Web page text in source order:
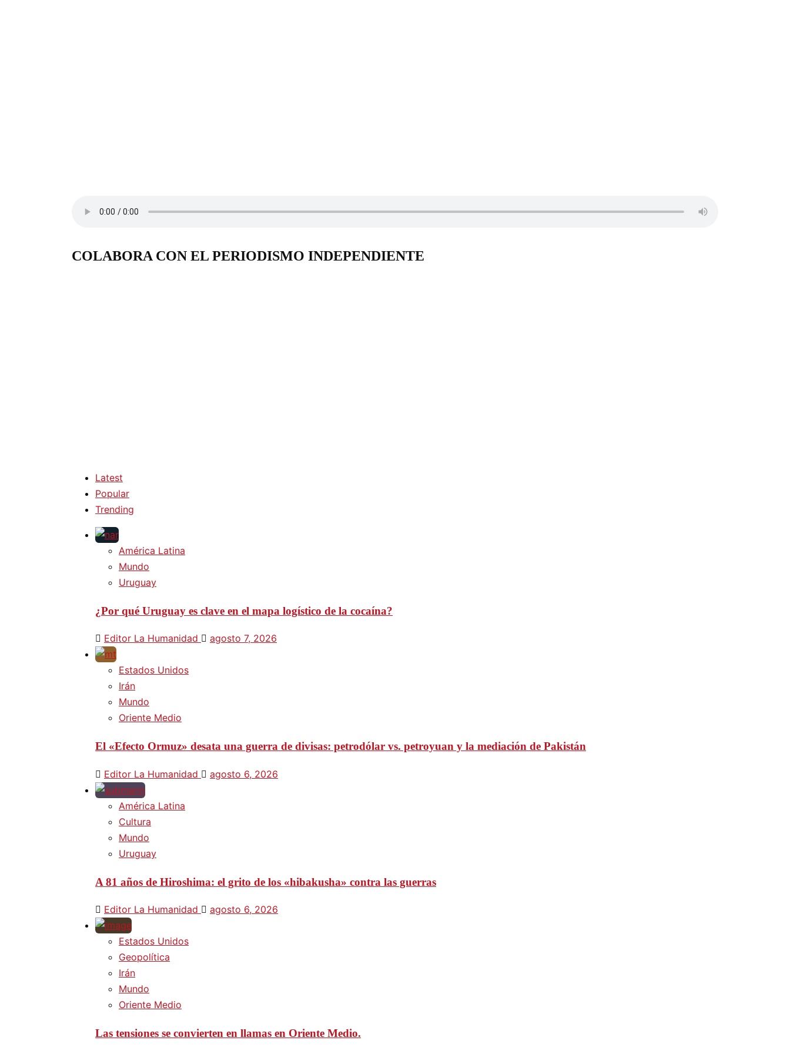
COLABORA CON EL PERIODISMO INDEPENDIENTE
Latest
Popular
Trending
América Latina
Mundo
Uruguay
¿Por qué Uruguay es clave en el mapa logístico de la cocaína?
Editor La Humanidad agosto 7, 2026
Estados Unidos
Irán
Mundo
Oriente Medio
El «Efecto Ormuz» desata una guerra de divisas: petrodólar vs. petroyuan y la mediación de Pakistán
Editor La Humanidad agosto 6, 2026
América Latina
Cultura
Mundo
Uruguay
A 81 años de Hiroshima: el grito de los «hibakusha» contra las guerras
Editor La Humanidad agosto 6, 2026
Estados Unidos
Geopolítica
Irán
Mundo
Oriente Medio
Las tensiones se convierten en llamas en Oriente Medio.